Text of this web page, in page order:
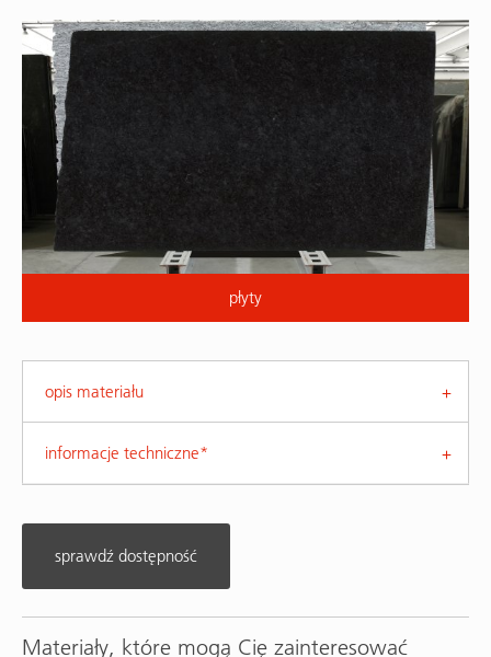
płyty
opis materiału
informacje techniczne*
sprawdź dostępność
Materiały, które mogą Cię zainteresować